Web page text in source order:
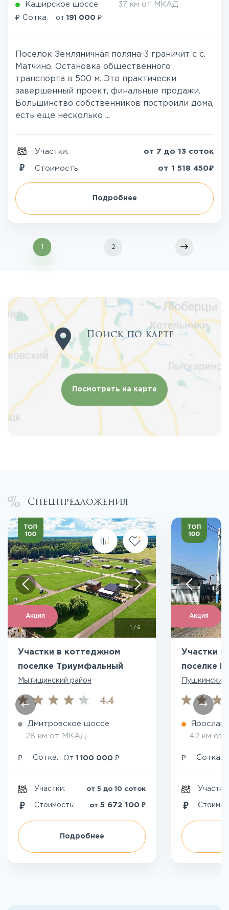
Каширское шоссе 37 км от МКАД
₽ Сотка: от 191 000 ₽
Поселок Земляничная поляна-3 граничит с с.
Матчино. Остановка общественного
транспорта в 500 м. Это практически
завершенный проект, финальные продажи.
Большинство собственников построили дома,
есть еще несколько ...
Участки: от 7 до 13 соток
Стоимость: от 1 518 450₽
Подробнее
1 2
Поиск по карте
Посмотреть на карте
Спецпредложения
Акция
1 / 6
Участки в коттеджном
поселке Триумфальный
Мытищинский район
4.4
Дмитровское шоссе
28 км от МКАД
₽ Сотка: От 1 100 000 ₽
Участки: от 5 до 10 соток
Стоимость: от 5 672 100 ₽
Подробнее
Акция
Участки
поселке
Пушкинский
42 км от
₽ Сотка:
Участки: